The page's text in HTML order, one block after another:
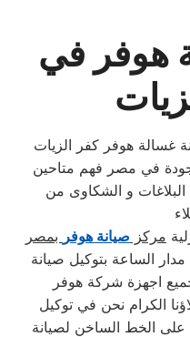
هوفر في
غسالة هوفر كفر الزيات
في مصر فهم متاحين
لتلقى البلاغات و الشكاوى من
مركز صيانة هوفر بمصر
الساعة بتوكيل صيانة
اجهزة شركة هوفر
على الخط الساخن لصيانة